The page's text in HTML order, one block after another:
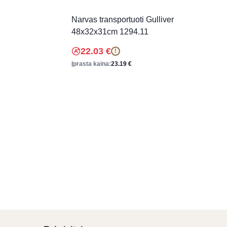
Narvas transportuoti Gulliver
48x32x31cm 1294.11
22.03 € !
Įprasta kaina:23.19 €